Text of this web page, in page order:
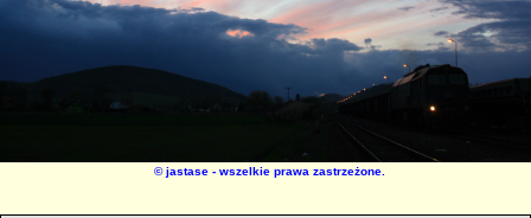
©jastase- wszelkie prawa zastrzeżone.